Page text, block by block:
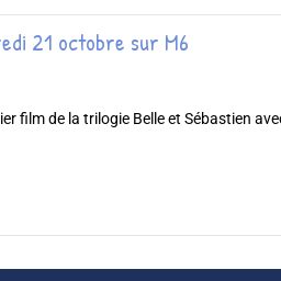
21 octobre sur M6
film de la trilogie Belle et Sébastien